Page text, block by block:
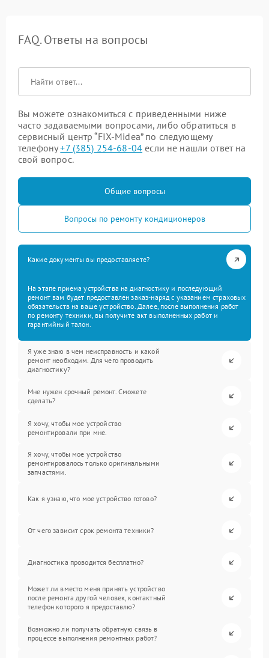
FAQ. Ответы на вопросы
Вы можете ознакомиться с приведенными ниже
часто задаваемыми вопросами, либо обратиться в
сервисный центр “FIX-Midea” по следующему
телефону+7 (385) 254-68-04 если не нашли ответ на
свой вопрос.
Общие вопросы
Вопросы по ремонту кондиционеров
Какие документы вы предоставляете?
На этапе приема устройства на диагностику и последующий
ремонт вам будет предоставлен заказ-наряд с указанием страховых
обязательств на ваше устройство. Далее, после выполнения работ
по ремонту техники, вы получите акт выполненных работ и
гарантийный талон.
Я уже знаю в чем неисправность и какой
ремонт необходим. Для чего проводить
диагностику?
Мне нужен срочный ремонт. Сможете
сделать?
Я хочу, чтобы мое устройство
ремонтировали при мне.
Я хочу, чтобы мое устройство
ремонтировалось только оригинальными
запчастями.
Как я узнаю, что мое устройство готово?
От чего зависит срок ремонта техники?
Диагностика проводится бесплатно?
Может ли вместо меня принять устройство
после ремонта другой человек, контактный
телефон которого я предоставлю?
Возможно ли получать обратную связь в
процессе выполнения ремонтных работ?